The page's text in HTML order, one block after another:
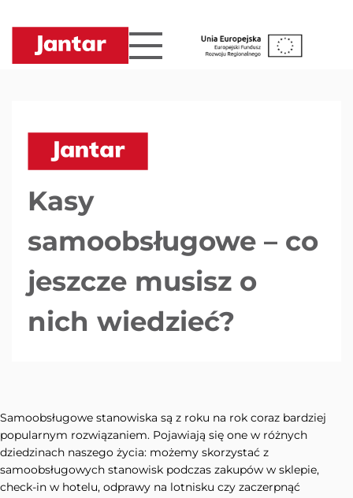
do
Kasy
samoobsługowe – co
jeszcze musisz o
nich wiedzieć?
Samoobsługowe stanowiska są z roku na rok coraz bardziej
popularnym rozwiązaniem. Pojawiają się one w różnych
dziedzinach naszego życia: możemy skorzystać z
samoobsługowych stanowisk podczas zakupów w sklepie,
check-in w hotelu, odprawy na lotnisku czy zaczerpnąć